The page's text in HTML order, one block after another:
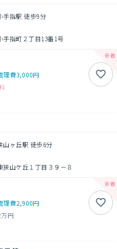
手指駅 徒歩9分
手指町２丁目13番1号
理費3,000円
山ヶ丘駅 徒歩6分
狭山ケ丘１丁目３９－８
理費2,900円
万円